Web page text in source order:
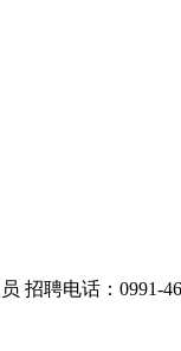
招聘电话：0991-